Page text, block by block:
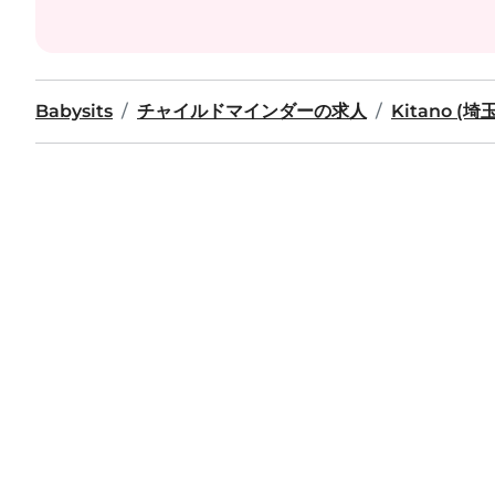
Babysits チャイルドマインダーの求人 Kitano (埼